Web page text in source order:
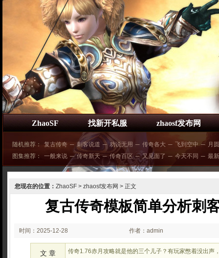
ZhaoSF 找新开私服 zhaosf发布网
随机推荐： 复古传奇 ─ 刺客说道 ─ 劝说无用 ─ 传奇各大 ─ 飞到空中 ─ 月
图集推荐：
一般来说 ─ 传奇新天 ─ 传奇百区 ─ 又见面了 ─ 今天不同 ─ 最
您现在的位置： ZhaoSF > zhaosf发布网 > 正文
复古传奇模板简单分析刺
时间：2025-12-28
02:23:51
作者：admin
文 章
传奇1.76赤月攻略就是他的三个儿子？有玩家憋着没出声